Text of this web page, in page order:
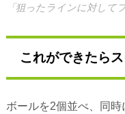
「狙ったラインに対し
これができたら
ボールを2個並べ、同